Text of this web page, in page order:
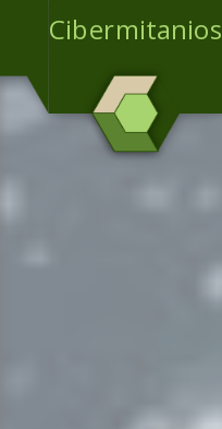
Cibermitanios